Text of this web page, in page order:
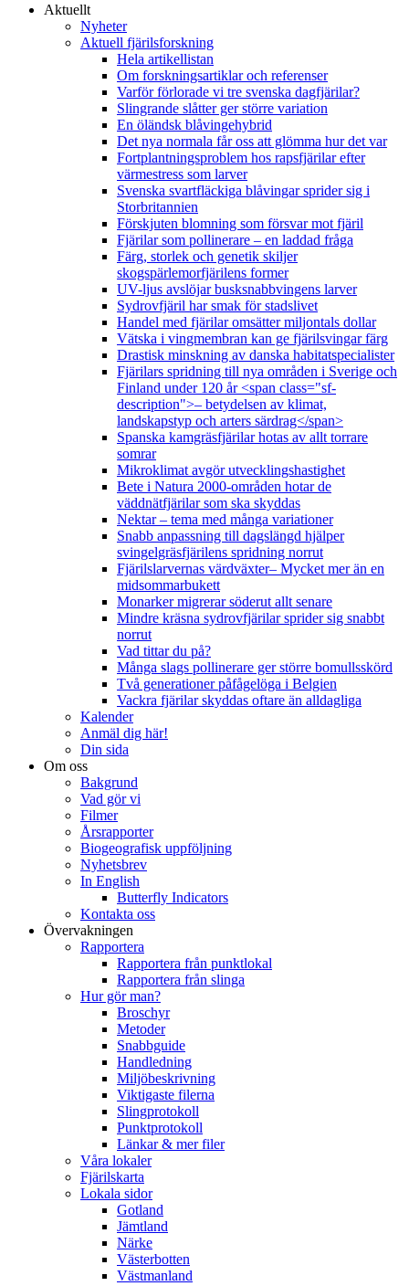
Aktuellt
Nyheter
Aktuell fjärilsforskning
Hela artikellistan
Om forskningsartiklar och referenser
Varför förlorade vi tre svenska dagfjärilar?
Slingrande slåtter ger större variation
En öländsk blåvingehybrid
Det nya normala får oss att glömma hur det var
Fortplantningsproblem hos rapsfjärilar efter
värmestress som larver
Svenska svartfläckiga blåvingar sprider sig i
Storbritannien
Förskjuten blomning som försvar mot fjäril
Fjärilar som pollinerare – en laddad fråga
Färg, storlek och genetik skiljer
skogspärlemorfjärilens former
UV-ljus avslöjar busksnabbvingens larver
Sydrovfjäril har smak för stadslivet
Handel med fjärilar omsätter miljontals dollar
Vätska i vingmembran kan ge fjärilsvingar färg
Drastisk minskning av danska habitatspecialister
Fjärilars spridning till nya områden i Sverige och
Finland under 120 år <span class="sf-
description">– betydelsen av klimat,
landskapstyp och arters särdrag</span>
Spanska kamgräsfjärilar hotas av allt torrare
somrar
Mikroklimat avgör utvecklingshastighet
Bete i Natura 2000-områden hotar de
väddnätfjärilar som ska skyddas
Nektar – tema med många variationer
Snabb anpassning till dagslängd hjälper
svingelgräsfjärilens spridning norrut
Fjärilslarvernas värdväxter– Mycket mer än en
midsommarbukett
Monarker migrerar söderut allt senare
Mindre kräsna sydrovfjärilar sprider sig snabbt
norrut
Vad tittar du på?
Många slags pollinerare ger större bomullsskörd
Två generationer påfågelöga i Belgien
Vackra fjärilar skyddas oftare än alldagliga
Kalender
Anmäl dig här!
Din sida
Om oss
Bakgrund
Vad gör vi
Filmer
Årsrapporter
Biogeografisk uppföljning
Nyhetsbrev
In English
Butterfly Indicators
Kontakta oss
Övervakningen
Rapportera
Rapportera från punktlokal
Rapportera från slinga
Hur gör man?
Broschyr
Metoder
Snabbguide
Handledning
Miljöbeskrivning
Viktigaste filerna
Slingprotokoll
Punktprotokoll
Länkar & mer filer
Våra lokaler
Fjärilskarta
Lokala sidor
Gotland
Jämtland
Närke
Västerbotten
Västmanland